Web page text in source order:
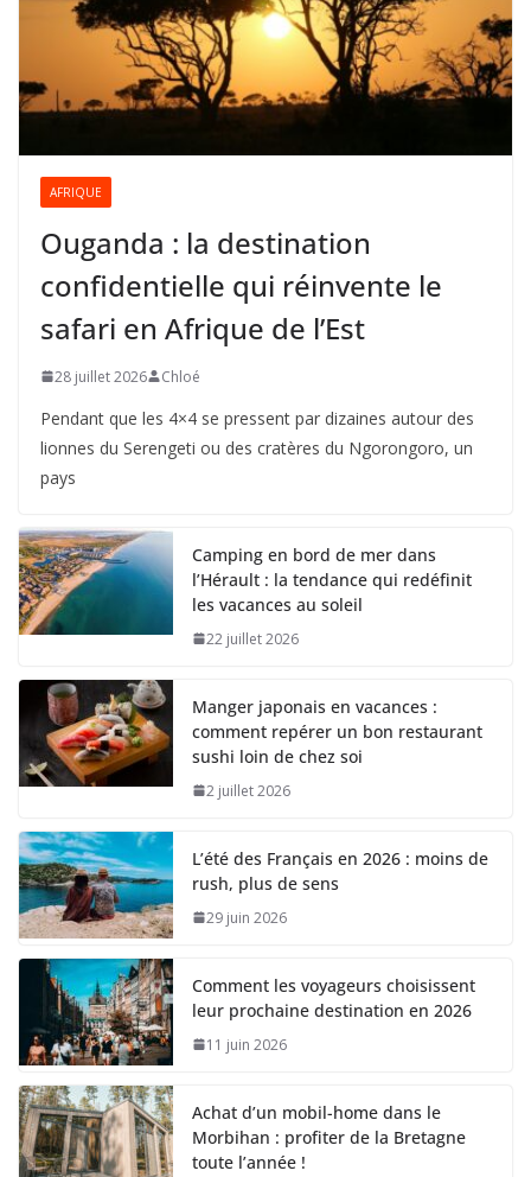
AFRIQUE
Ouganda : la destination
confidentielle qui réinvente le
safari en Afrique de l’Est
28 juillet 2026 Chloé
Pendant que les 4×4 se pressent par dizaines autour des
lionnes du Serengeti ou des cratères du Ngorongoro, un
pays
Camping en bord de mer dans
l’Hérault : la tendance qui redéfinit
les vacances au soleil
22 juillet 2026
Manger japonais en vacances :
comment repérer un bon restaurant
sushi loin de chez soi
2 juillet 2026
L’été des Français en 2026 : moins de
rush, plus de sens
29 juin 2026
Comment les voyageurs choisissent
leur prochaine destination en 2026
11 juin 2026
Achat d’un mobil-home dans le
Morbihan : profiter de la Bretagne
toute l’année !